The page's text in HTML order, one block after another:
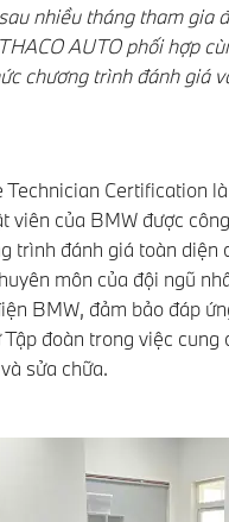
nhiều tháng tham gia
AUTO phối hợp
chương trình đánh giá
Technician Certification
viên của BMW được
trình đánh giá toàn diện
môn của đội ngũ
BMW, đảm bảo đáp
đoàn trong việc cung
sửa chữa.